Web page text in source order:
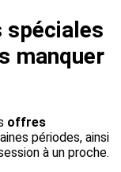
spéciales
manquer
offres
périodes, ainsi
à un proche.